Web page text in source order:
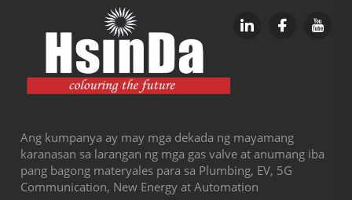
Ang kumpanya ay may mga dekada ng mayamang
karanasan sa larangan ng mga gas valve at anumang iba
pang bagong materyales para sa Plumbing, EV, 5G
Communication, New Energy at Automation